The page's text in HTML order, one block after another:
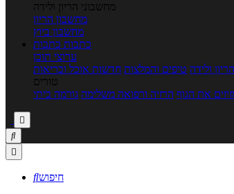
מחשבוני הריון ולידה
מחשבון הריון
מחשבון ביוץ
כתבות כתבות
ערוצי תוכן
ולידה טיפים והמלצות חדשות אוכל ובריאות
טורים
את הגוף הרזיה ורפואה משלימה גורמה ביתי



חיפוש